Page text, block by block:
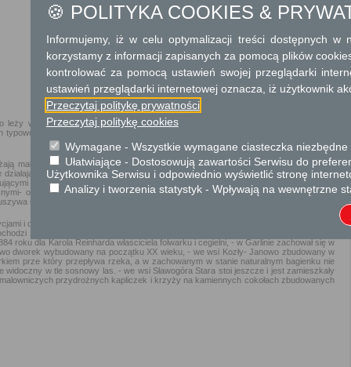
leży w północno- wschodniej części powiatu mławskiego, W 29 miejscowościach
rolniczy, w której użytki rolne stanowią 9684 ha, grunty orne 7177 ha, użytki
małe gospodarstwa rodzinne, których powierzchnia wynosi od 5-15 ha. Tylko 4
3 większe zakłady pracy: „Curtis”, TECH- POM Krzywonoś i Zakład Wylęgu
na terenie gminy są surowce liściaste i kruszywa naturalne. Udokumentowane
ozem dębskim morena czołową- Sławogóra. Obecnie mówić możemy o trzech
naturalnego, piasku ze żwirem- Dębsk i Sławogóra.
i długą historią. Na terenie wsi są ślady osady z początku okresu kultury łużyckiej
z końca XIV wieku. Każdy, kto przyjedzie do gminy Szydłowo może zobaczyć
roku dla Karola Reinharda właściciela folwarku i cegielni, - w Garlinie zachował się w
dworek wybudowany na początku XX wieku, - we wsi Kozły- Janowo zbudowany w
prze który przepływa rzeka, a w zachowanym w stanie naturalnym bagienku nie
w tle sosnowy las. - we wsi Sławogóra Stara stoi jeszcze i jest zamieszkały
przydrożnych kapliczek i krzyży na kamiennych cokołach zbudowanych
🍪 POLITYKA COOKIES &
Informujemy, iż w celu optymalizacji treści dostępnych w
korzystamy z informacji zapisanych za pomocą plików
kontrolować za pomocą ustawień swojej przeglądarki
ustawień przeglądarki internetowej oznacza, iż użytkownik
Przeczytaj politykę prywatności
Przeczytaj politykę cookies
Wymagane - Wszystkie wymagane ciasteczka
Ułatwiające - Dostosowują zawartości Serwisu do
Użytkownika Serwisu i odpowiednio wyświetlić stronę
Analizy i tworzenia statystyk - Wpływają na wewnętrzne